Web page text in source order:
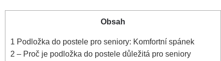
Obsah
1 Podložka do⁢ postele pro seniory: Komfortní spánek
2 – Proč je podložka do⁤ postele důležitá pro seniory